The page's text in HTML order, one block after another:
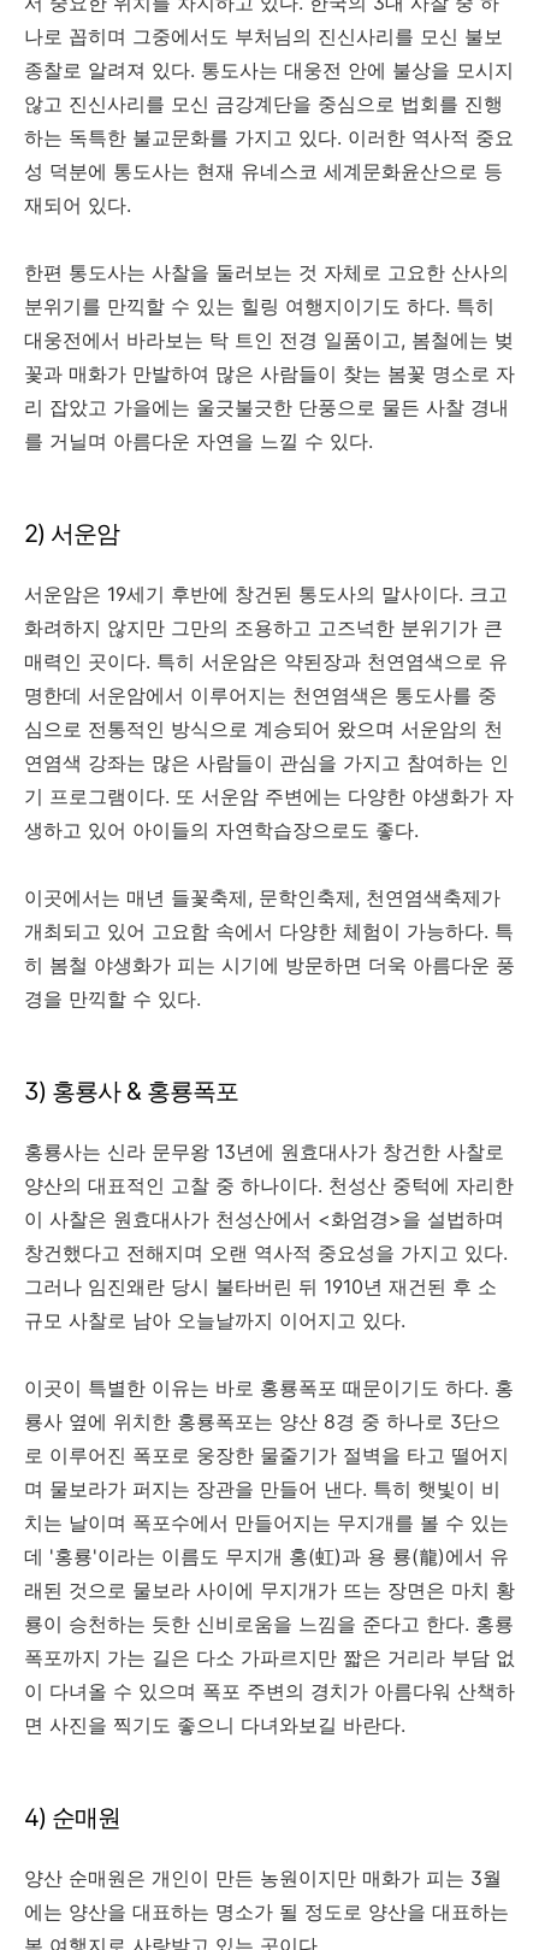
나로 꼽히며 그중에서도 부처님의 진신사리를 모신 불보
종찰로 알려져 있다. 통도사는 대웅전 안에 불상을 모시지
않고 진신사리를 모신 금강계단을 중심으로 법회를 진행
하는 독특한 불교문화를 가지고 있다. 이러한 역사적 중요
성 덕분에 통도사는 현재 유네스코 세계문화윤산으로 등
재되어 있다.
한편 통도사는 사찰을 둘러보는 것 자체로 고요한 산사의
분위기를 만끽할 수 있는 힐링 여행지이기도 하다. 특히
대웅전에서 바라보는 탁 트인 전경 일품이고, 봄철에는 벚
꽃과 매화가 만발하여 많은 사람들이 찾는 봄꽃 명소로 자
리 잡았고 가을에는 울긋불긋한 단풍으로 물든 사찰 경내
를 거닐며 아름다운 자연을 느낄 수 있다.
2) 서운암
서운암은 19세기 후반에 창건된 통도사의 말사이다. 크고
화려하지 않지만 그만의 조용하고 고즈넉한 분위기가 큰
매력인 곳이다. 특히 서운암은 약된장과 천연염색으로 유
명한데 서운암에서 이루어지는 천연염색은 통도사를 중
심으로 전통적인 방식으로 계승되어 왔으며 서운암의 천
연염색 강좌는 많은 사람들이 관심을 가지고 참여하는 인
기 프로그램이다. 또 서운암 주변에는 다양한 야생화가 자
생하고 있어 아이들의 자연학습장으로도 좋다.
이곳에서는 매년 들꽃축제, 문학인축제, 천연염색축제가
개최되고 있어 고요함 속에서 다양한 체험이 가능하다. 특
히 봄철 야생화가 피는 시기에 방문하면 더욱 아름다운 풍
경을 만끽할 수 있다.
3) 홍룡사 & 홍룡폭포
홍룡사는 신라 문무왕 13년에 원효대사가 창건한 사찰로
양산의 대표적인 고찰 중 하나이다. 천성산 중턱에 자리한
이 사찰은 원효대사가 천성산에서 <화엄경>을 설법하며
창건했다고 전해지며 오랜 역사적 중요성을 가지고 있다.
그러나 임진왜란 당시 불타버린 뒤 1910년 재건된 후 소
규모 사찰로 남아 오늘날까지 이어지고 있다.
이곳이 특별한 이유는 바로 홍룡폭포 때문이기도 하다. 홍
룡사 옆에 위치한 홍룡폭포는 양산 8경 중 하나로 3단으
로 이루어진 폭포로 웅장한 물줄기가 절벽을 타고 떨어지
며 물보라가 퍼지는 장관을 만들어 낸다. 특히 햇빛이 비
치는 날이며 폭포수에서 만들어지는 무지개를 볼 수 있는
데 '홍룡'이라는 이름도 무지개 홍(虹)과 용 룡(龍)에서 유
래된 것으로 물보라 사이에 무지개가 뜨는 장면은 마치 황
룡이 승천하는 듯한 신비로움을 느낌을 준다고 한다. 홍룡
폭포까지 가는 길은 다소 가파르지만 짧은 거리라 부담 없
이 다녀올 수 있으며 폭포 주변의 경치가 아름다워 산책하
면 사진을 찍기도 좋으니 다녀와보길 바란다.
4) 순매원
양산 순매원은 개인이 만든 농원이지만 매화가 피는 3월
에는 양산을 대표하는 명소가 될 정도로 양산을 대표하는